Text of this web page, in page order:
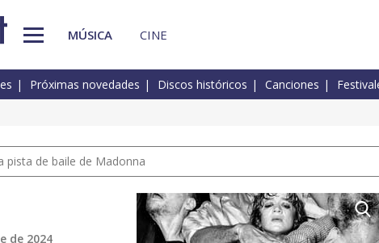
MÚSICA CINE
Próximas novedades Discos históricos Canciones
pista de baile de Madonna
de 2024